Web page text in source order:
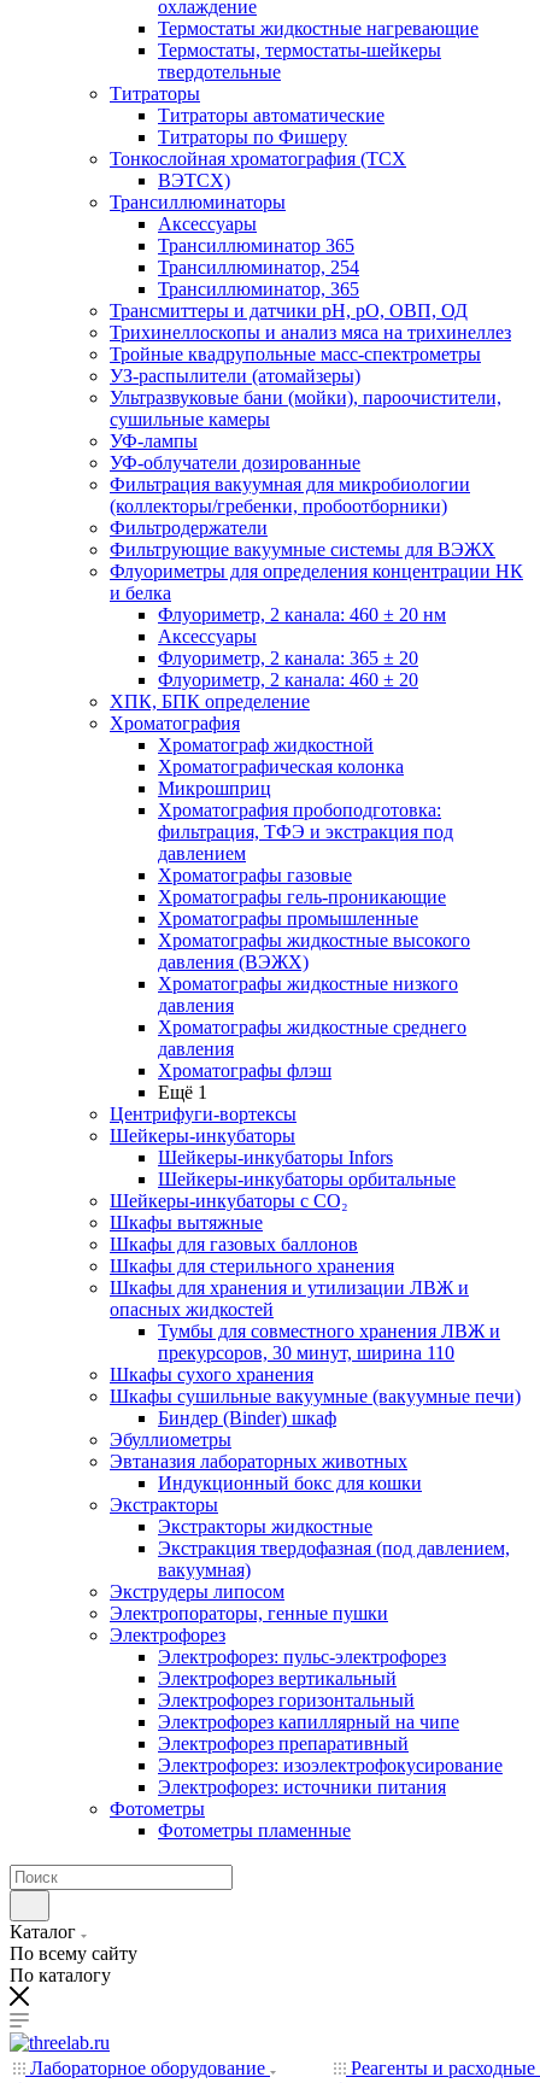
охлаждение
Термостаты жидкостные нагревающие
Термостаты, термостаты-шейкеры
твердотельные
Титраторы
Титраторы автоматические
Титраторы по Фишеру
Тонкослойная хроматография (ТСХ
ВЭТСХ)
Трансиллюминаторы
Аксессуары
Трансиллюминатор 365
Трансиллюминатор, 254
Трансиллюминатор, 365
Трансмиттеры и датчики рН, рО, ОВП, ОД
Трихинеллоскопы и анализ мяса на трихинеллез
Тройные квадрупольные масс-спектрометры
УЗ-распылители (атомайзеры)
Ультразвуковые бани (мойки), пароочистители,
сушильные камеры
УФ-лампы
УФ-облучатели дозированные
Фильтрация вакуумная для микробиологии
(коллекторы/гребенки, пробоотборники)
Фильтродержатели
Фильтрующие вакуумные системы для ВЭЖХ
Флуориметры для определения концентрации НК
и белка
Флуориметр, 2 канала: 460 ± 20 нм
Аксессуары
Флуориметр, 2 канала: 365 ± 20
Флуориметр, 2 канала: 460 ± 20
ХПК, БПК определение
Хроматография
Хроматограф жидкостной
Хроматографическая колонка
Микрошприц
Хроматография пробоподготовка:
фильтрация, ТФЭ и экстракция под
давлением
Хроматографы газовые
Хроматографы гель-проникающие
Хроматографы промышленные
Хроматографы жидкостные высокого
давления (ВЭЖХ)
Хроматографы жидкостные низкого
давления
Хроматографы жидкостные среднего
давления
Хроматографы флэш
Ещё 1
Центрифуги-вортексы
Шейкеры-инкубаторы
Шейкеры-инкубаторы Infors
Шейкеры-инкубаторы орбитальные
Шейкеры-инкубаторы с CО₂
Шкафы вытяжные
Шкафы для газовых баллонов
Шкафы для стерильного хранения
Шкафы для хранения и утилизации ЛВЖ и
опасных жидкостей
Тумбы для совместного хранения ЛВЖ и
прекурсоров, 30 минут, ширина 110
Шкафы сухого хранения
Шкафы сушильные вакуумные (вакуумные печи)
Биндер (Binder) шкаф
Эбуллиометры
Эвтаназия лабораторных животных
Индукционный бокс для кошки
Экстракторы
Экстракторы жидкостные
Экстракция твердофазная (под давлением,
вакуумная)
Экструдеры липосом
Электропораторы, генные пушки
Электрофорез
Электрофорез: пульс-электрофорез
Электрофорез вертикальный
Электрофорез горизонтальный
Электрофорез капиллярный на чипе
Электрофорез препаративный
Электрофорез: изоэлектрофокусирование
Электрофорез: источники питания
Фотометры
Фотометры пламенные
Каталог
По всему сайту
По каталогу
Лабораторное оборудование
Реагенты и